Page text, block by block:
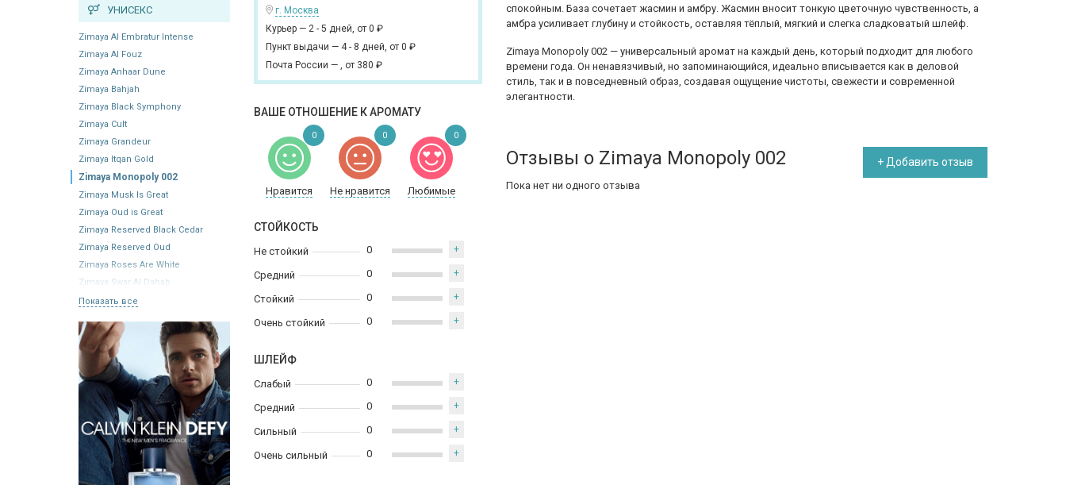
УНИСЕКС
Zimaya Al Embratur Intense
Zimaya Al Fouz
Zimaya Anhaar Dune
Zimaya Bahjah
Zimaya Black Symphony
Zimaya Cult
Zimaya Grandeur
Zimaya Itqan Gold
Zimaya Monopoly 002
Zimaya Musk Is Great
Zimaya Oud is Great
Zimaya Reserved Black Cedar
Zimaya Reserved Oud
Zimaya Roses Are White
Zimaya Swar Al Dahab
Показать все
г. Москва
Курьер — 2 - 5 дней, от 0 ₽
Пункт выдачи — 4 - 8 дней, от 0 ₽
Почта России — , от 380 ₽
ВАШЕ ОТНОШЕНИЕ К АРОМАТУ
Нравится Не нравится Любимые
0 0 0
СТОЙКОСТЬ
Не стойкий
Средний
Стойкий
Очень стойкий
0 +
0 +
0 +
0 +
ШЛЕЙФ
Слабый
Средний
Сильный
Очень сильный
0 +
0 +
0 +
0 +
спокойным. База сочетает жасмин и амбру. Жасмин вносит тонкую цветочную чувственность, а
амбра усиливает глубину и стойкость, оставляя тёплый, мягкий и слегка сладковатый шлейф.
Zimaya Monopoly 002 — универсальный аромат на каждый день, который подходит для любого
времени года. Он ненавязчивый, но запоминающийся, идеально вписывается как в деловой
стиль, так и в повседневный образ, создавая ощущение чистоты, свежести и современной
элегантности.
Отзывы о Zimaya Monopoly 002 + Добавить отзыв
Пока нет ни одного отзыва